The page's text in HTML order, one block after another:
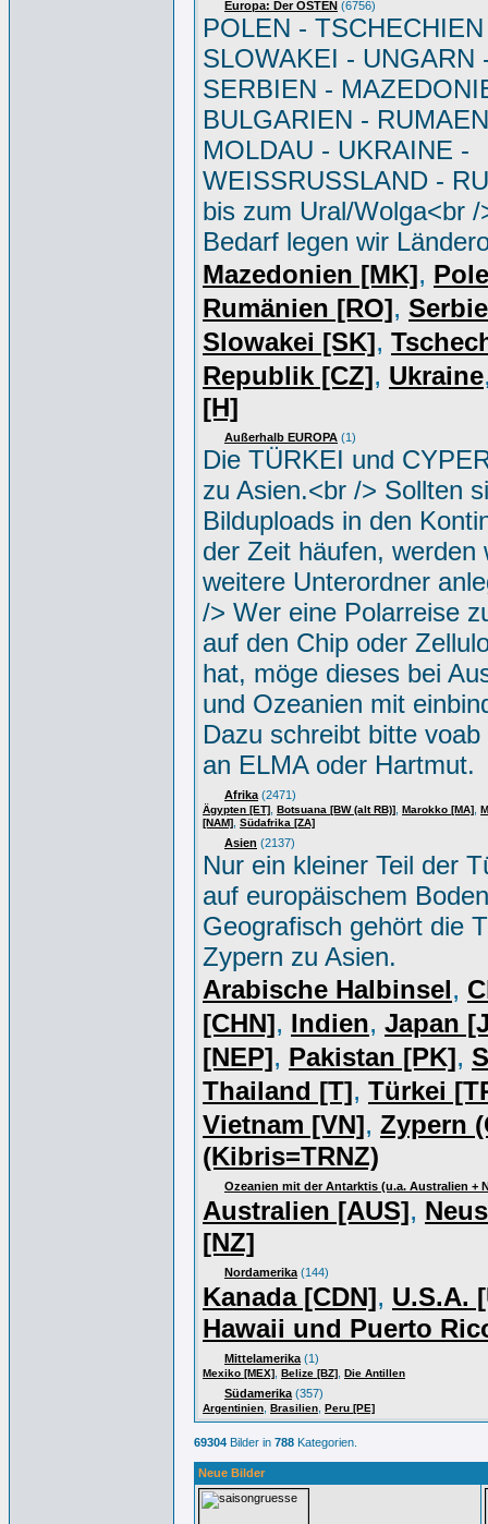
Europa: Der OSTEN (6756)
POLEN -
SLOWAKEI - UNGARN
SERBIEN -
BULGARIEN -
MOLDAU - UKRAINE -
WEISSRUSSLAND -
bis zum Ural/Wolga<br /
Bedarf legen wir
Mazedonien [MK],
Rumänien [RO],
Slowakei [SK],
Republik [CZ], Ukraine
[H]
Außerhalb EUROPA (1)
Die TÜRKEI und
zu Asien.<br /> Sollten
Bilduploads in den
der Zeit häufen, werden
weitere Unterordner
/> Wer eine Polarreise
auf den Chip oder
hat, möge dieses bei
und Ozeanien mit
Dazu schreibt bitte
an ELMA oder Hartmut.
Afrika (2471)
Ägypten [ET] Botsuana [BW (alt RB)] Marokko [MA]
[NAM] Südafrika [ZA]
Asien (2137)
Nur ein kleiner Teil der
auf europäischem
Geografisch gehört die
Zypern zu Asien.
Arabische Halbinsel,
[CHN], Indien, Japan
[NEP], Pakistan [PK],
Thailand [T], Türkei
Vietnam [VN], Zypern
(Kibris=TRNZ)
Ozeanien mit der Antarktis (u.a. Australien +
Australien [AUS],
[NZ]
Nordamerika (144)
Kanada [CDN], U.S.A.
Hawaii und Puerto
Mittelamerika (1)
Mexiko [MEX] Belize [BZ] Die Antillen
Südamerika (357)
Argentinien Brasilien Peru [PE]
69304 Bilder in 788 Kategorien.
Neue Bilder